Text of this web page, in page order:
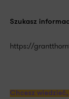
Szukasz
https://
Chcesz